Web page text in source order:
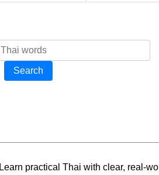
Search
Learn practical Thai with clear, real-